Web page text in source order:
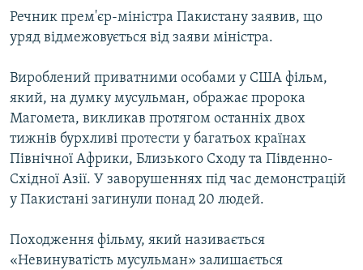
Речник прем'єр-міністра Пакистану заявив, що
уряд відмежовується від заяви міністра.
Вироблений приватними особами у США фільм,
який, на думку мусульман, ображає пророка
Магомета, викликав протягом останніх двох
тижнів бурхливі протести у багатьох країнах
Північної Африки, Близького Сходу та Південно-
Східної Азії. У заворушеннях під час демонстрацій
у Пакистані загинули понад 20 людей.
Походження фільму, який називається
«Невинуватість мусульман» залишається